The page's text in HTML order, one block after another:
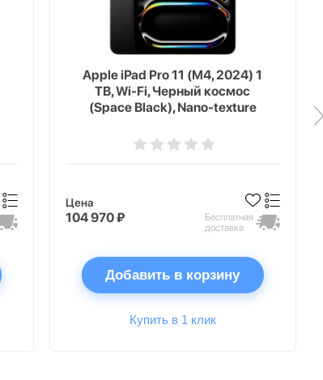
Apple iPad Pro 11 (M4, 2024) 1
TB, Wi-Fi, Черный космос
(Space Black), Nano-texture
Цена
104 970 ₽
Бесплатная
доставка
Добавить в корзину
Купить в 1 клик